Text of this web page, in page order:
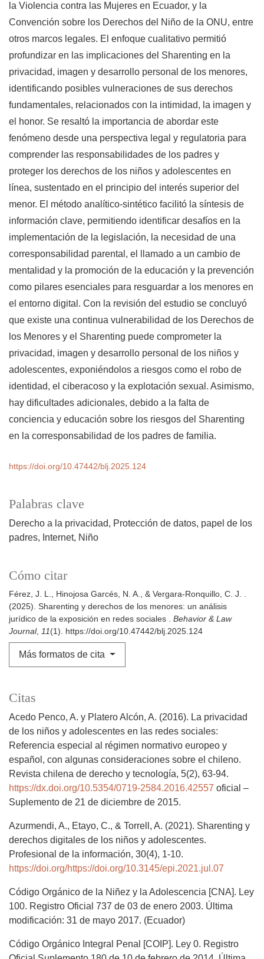
Palabras clave
Derecho a la privacidad Protección de datos papel de los
padres
Internet Niño
Cómo citar
Férez, J. L., Hinojosa Garcés, N. A., & Vergara-Ronquillo, C. J. .
(2025). Sharenting y derechos de los menores: un análisis
jurídico de la exposición en redes sociales . Behavior & Law
Journal, 11(1). https://doi.org/10.47442/blj.2025.124
Más formatos de cita
la Violencia contra las Mujeres en Ecuador, y la
Convención sobre los Derechos del Niño de la ONU, entre
otros marcos legales. El enfoque cualitativo permitió
profundizar en las implicaciones del Sharenting en la
privacidad, imagen y desarrollo personal de los menores,
identificando posibles vulneraciones de sus derechos
fundamentales, relacionados con la intimidad, la imagen y
el honor. Se resaltó la importancia de abordar este
fenómeno desde una perspectiva legal y regulatoria para
comprender las responsabilidades de los padres y
proteger los derechos de los niños y adolescentes en
línea, sustentado en el principio del interés superior del
menor. El método analítico-sintético facilitó la síntesis de
información clave, permitiendo identificar desafíos en la
implementación de la legislación, la necesidad de una
corresponsabilidad parental, el llamado a un cambio de
mentalidad y la promoción de la educación y la prevención
como pilares esenciales para resguardar a los menores en
el entorno digital. Con la revisión del estudio se concluyó
que existe una continua vulnerabilidad de los Derechos de
los Menores y el Sharenting puede comprometer la
privacidad, imagen y desarrollo personal de los niños y
adolescentes, exponiéndolos a riesgos como el robo de
identidad, el ciberacoso y la explotación sexual. Asimismo,
hay dificultades adicionales, debido a la falta de
conciencia y educación sobre los riesgos del Sharenting
en la corresponsabilidad de los padres de familia.
https://doi.org/10.47442/blj.2025.124
Citas
Acedo Penco, A. y Platero Alcón, A. (2016). La privacidad
de los niños y adolescentes en las redes sociales:
Referencia especial al régimen normativo europeo y
español, con algunas consideraciones sobre el chileno.
Revista chilena de derecho y tecnología, 5(2), 63-94.
https://dx.doi.org/10.5354/0719-2584.2016.42557 oficial –
Suplemento de 21 de diciembre de 2015.
Azurmendi, A., Etayo, C., & Torrell, A. (2021). Sharenting y
derechos digitales de los niños y adolescentes.
Profesional de la información, 30(4), 1-10.
https://doi.org/https://doi.org/10.3145/epi.2021.jul.07
Código Orgánico de la Niñez y la Adolescencia [CNA]. Ley
100. Registro Oficial 737 de 03 de enero 2003. Última
modificación: 31 de mayo 2017. (Ecuador)
Código Orgánico Integral Penal [COIP]. Ley 0. Registro